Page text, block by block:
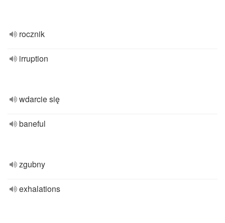
rocznik
irruption
wdarcie się
baneful
zgubny
exhalations